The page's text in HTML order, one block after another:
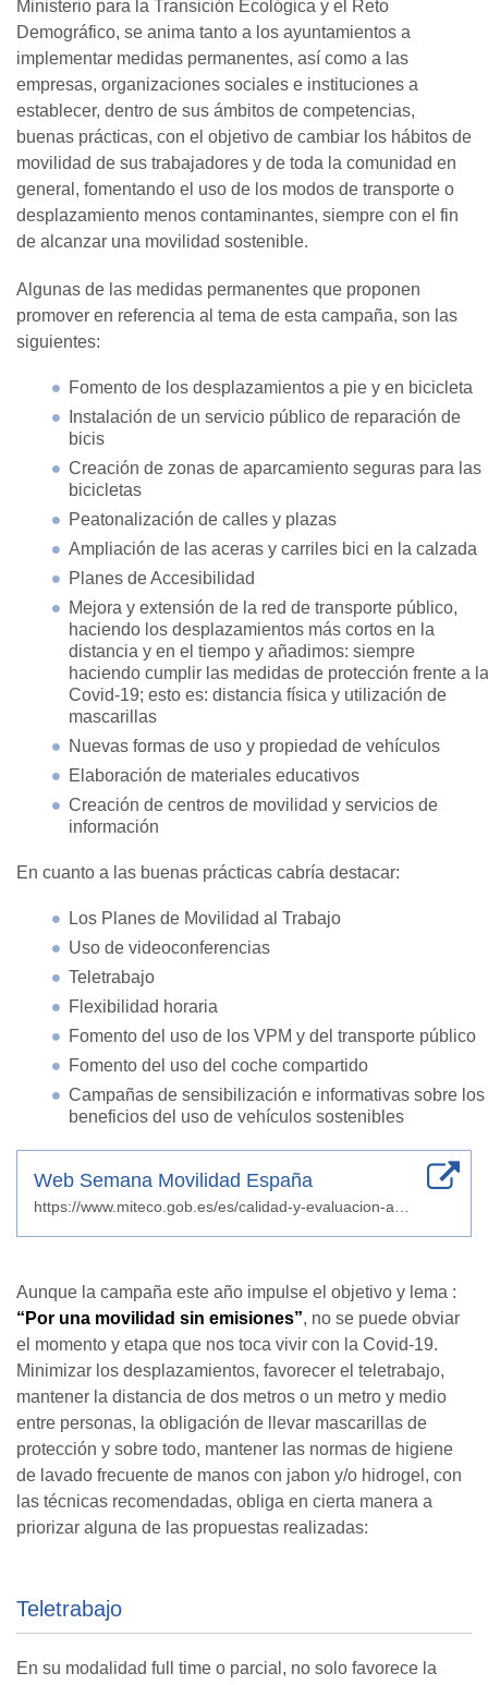
Ministerio para la Transición Ecológica y el Reto
Demográfico, se anima tanto a los ayuntamientos a
implementar medidas permanentes, así como a las
empresas, organizaciones sociales e instituciones a
establecer, dentro de sus ámbitos de competencias,
buenas prácticas, con el objetivo de cambiar los hábitos de
movilidad de sus trabajadores y de toda la comunidad en
general, fomentando el uso de los modos de transporte o
desplazamiento menos contaminantes, siempre con el fin
de alcanzar una movilidad sostenible.
Algunas de las medidas permanentes que proponen
promover en referencia al tema de esta campaña, son las
siguientes:
Fomento de los desplazamientos a pie y en bicicleta
Instalación de un servicio público de reparación de
bicis
Creación de zonas de aparcamiento seguras para las
bicicletas
Peatonalización de calles y plazas
Ampliación de las aceras y carriles bici en la calzada
Planes de Accesibilidad
Mejora y extensión de la red de transporte público,
haciendo los desplazamientos más cortos en la
distancia y en el tiempo y añadimos: siempre
haciendo cumplir las medidas de protección frente a la
Covid-19; esto es: distancia física y utilización de
mascarillas
Nuevas formas de uso y propiedad de vehículos
Elaboración de materiales educativos
Creación de centros de movilidad y servicios de
información
En cuanto a las buenas prácticas cabría destacar:
Los Planes de Movilidad al Trabajo
Uso de videoconferencias
Teletrabajo
Flexibilidad horaria
Fomento del uso de los VPM y del transporte público
Fomento del uso del coche compartido
Campañas de sensibilización e informativas sobre los
beneficios del uso de vehículos sostenibles
Web Semana Movilidad España
https://www.miteco.gob.es/es/calidad-y-evaluacion-ambiental/temas/medio-ambiente-urbano/movilidad/sem_2020.aspx
Aunque la campaña este año impulse el objetivo y lema :
“Por una movilidad sin emisiones”, no se puede obviar
el momento y etapa que nos toca vivir con la Covid-19.
Minimizar los desplazamientos, favorecer el teletrabajo,
mantener la distancia de dos metros o un metro y medio
entre personas, la obligación de llevar mascarillas de
protección y sobre todo, mantener las normas de higiene
de lavado frecuente de manos con jabon y/o hidrogel, con
las técnicas recomendadas, obliga en cierta manera a
priorizar alguna de las propuestas realizadas:
Teletrabajo
En su modalidad full time o parcial, no solo favorece la